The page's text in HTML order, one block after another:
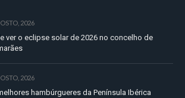
2026
ver o eclipse solar de 2026 no concelho de
2026
hambúrgueres da Península Ibérica